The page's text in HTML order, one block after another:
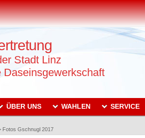
Stadt Linz
Daseinsgewerkschaft
ÜBER UNS WAHLEN SERVICE
Fotos Gschnugl 2017